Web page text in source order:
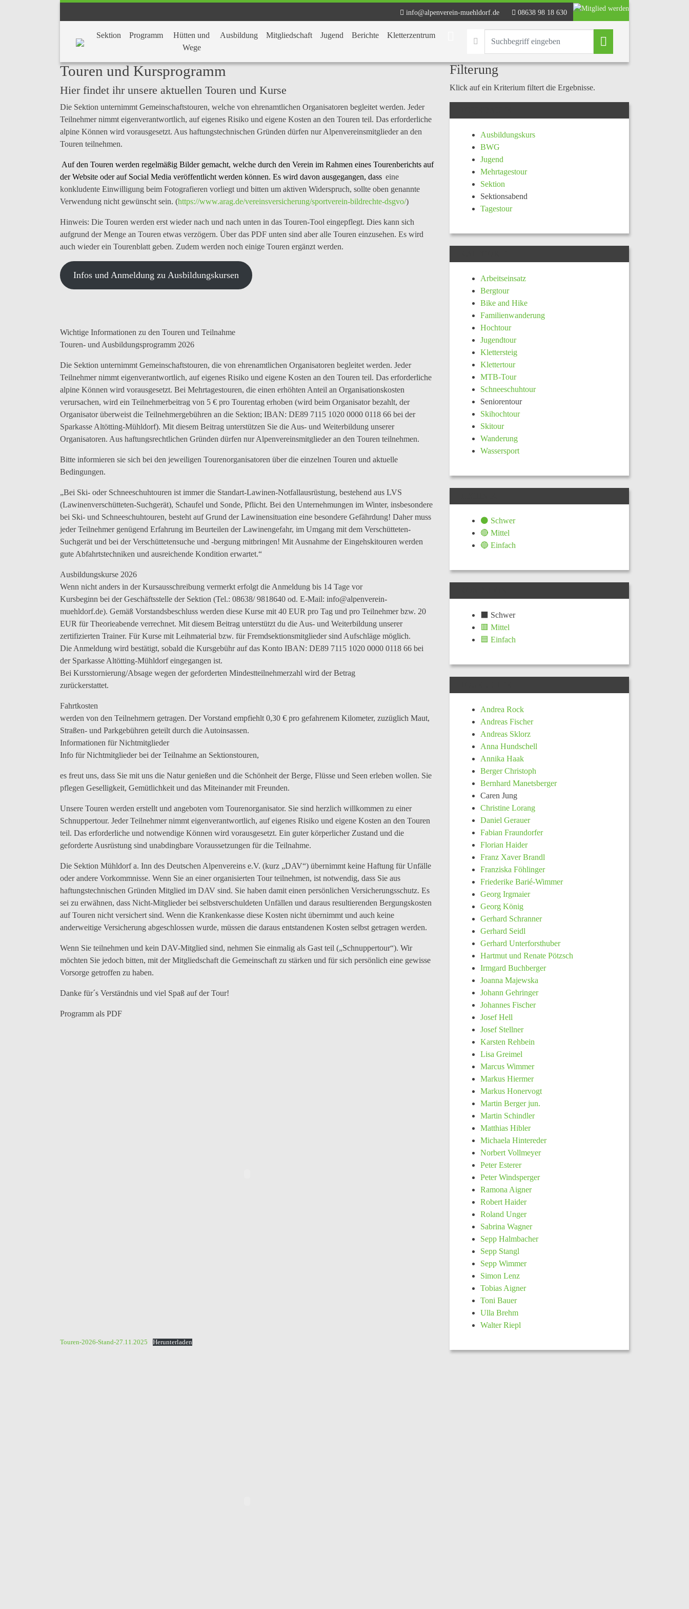
info@alpenverein-muehldorf.de 08638 98 18 630
Sektion Programm
Hütten und
Wege
Ausbildung Mitgliedschaft Jugend Berichte Kletterzentrum
Touren und Kursprogramm
Hier findet ihr unsere aktuellen Touren und Kurse
Die Sektion unternimmt Gemeinschaftstouren, welche von ehrenamtlichen Organisatoren begleitet werden. Jeder
Teilnehmer nimmt eigenverantwortlich, auf eigenes Risiko und eigene Kosten an den Touren teil. Das erforderliche
alpine Können wird vorausgesetzt. Aus haftungstechnischen Gründen dürfen nur Alpenvereinsmitglieder an den
Touren teilnehmen.
Auf den Touren werden regelmäßigBildergemacht, welche durch den Verein im Rahmen eines Tourenberichts auf
derWebsite oder auf Social Media veröffentlicht werden können. Es wird davon ausgegangen, dass eine
konkludente Einwilligung beim Fotografieren vorliegt und bitten um aktiven Widerspruch, sollte oben genannte
Verwendung nicht gewünscht sein. (https://www.arag.de/vereinsversicherung/sportverein-bildrechte-dsgvo/)
Hinweis: Die Touren werden erst wieder nach und nach unten in das Touren-Tool eingepflegt. Dies kann sich
aufgrund der Menge an Touren etwas verzögern. Über das PDF unten sind aber alle Touren einzusehen. Es wird
auch wieder ein Tourenblatt geben. Zudem werden noch einige Touren ergänzt werden.
Infos und Anmeldung zu Ausbildungskursen
Wichtige Informationen zu den Touren und Teilnahme
Touren- und Ausbildungsprogramm 2026
Die Sektion unternimmt Gemeinschaftstouren, die von ehrenamtlichen Organisatoren begleitet werden. Jeder
Teilnehmer nimmt eigenverantwortlich, auf eigenes Risiko und eigene Kosten an den Touren teil. Das erforderliche
alpine Können wird vorausgesetzt. Bei Mehrtagestouren, die einen erhöhten Anteil an Organisationskosten
verursachen, wird ein Teilnehmerbeitrag von 5 € pro Tourentag erhoben (wird beim Organisator bezahlt, der
Organisator überweist die Teilnehmergebühren an die Sektion; IBAN: DE89 7115 1020 0000 0118 66 bei der
Sparkasse Altötting-Mühldorf). Mit diesem Beitrag unterstützen Sie die Aus- und Weiterbildung unserer
Organisatoren. Aus haftungsrechtlichen Gründen dürfen nur Alpenvereinsmitglieder an den Touren teilnehmen.
Bitte informieren sie sich bei den jeweiligen Tourenorganisatoren über die einzelnen Touren und aktuelle
Bedingungen.
„Bei Ski- oder Schneeschuhtouren ist immer die Standart-Lawinen-Notfallausrüstung, bestehend aus LVS
(Lawinenverschütteten-Suchgerät), Schaufel und Sonde, Pflicht. Bei den Unternehmungen im Winter, insbesondere
bei Ski- und Schneeschuhtouren, besteht auf Grund der Lawinensituation eine besondere Gefährdung! Daher muss
jeder Teilnehmer genügend Erfahrung im Beurteilen der Lawinengefahr, im Umgang mit dem Verschütteten-
Suchgerät und bei der Verschüttetensuche und -bergung mitbringen! Mit Ausnahme der Eingehskitouren werden
gute Abfahrtstechniken und ausreichende Kondition erwartet.“
Ausbildungskurse 2026
Wenn nicht anders in der Kursausschreibung vermerkt erfolgt die Anmeldung bis 14 Tage vor
Kursbeginn bei der Geschäftsstelle der Sektion (Tel.: 08638/ 9818640 od. E-Mail: info@alpenverein-
muehldorf.de). Gemäß Vorstandsbeschluss werden diese Kurse mit 40 EUR pro Tag und pro Teilnehmer bzw. 20
EUR für Theorieabende verrechnet. Mit diesem Beitrag unterstützt du die Aus- und Weiterbildung unserer
zertifizierten Trainer. Für Kurse mit Leihmaterial bzw. für Fremdsektionsmitglieder sind Aufschläge möglich.
Die Anmeldung wird bestätigt, sobald die Kursgebühr auf das Konto IBAN: DE89 7115 1020 0000 0118 66 bei
der Sparkasse Altötting-Mühldorf eingegangen ist.
Bei Kursstornierung/Absage wegen der geforderten Mindestteilnehmerzahl wird der Betrag
zurückerstattet.
Fahrtkosten
werden von den Teilnehmern getragen. Der Vorstand empfiehlt 0,30 € pro gefahrenem Kilometer, zuzüglich Maut,
Straßen- und Parkgebühren geteilt durch die Autoinsassen.
Informationen für Nichtmitglieder
Info für Nichtmitglieder bei der Teilnahme an Sektionstouren,
es freut uns, dass Sie mit uns die Natur genießen und die Schönheit der Berge, Flüsse und Seen erleben wollen. Sie
pflegen Geselligkeit, Gemütlichkeit und das Miteinander mit Freunden.
Unsere Touren werden erstellt und angeboten vom Tourenorganisator. Sie sind herzlich willkommen zu einer
Schnuppertour. Jeder Teilnehmer nimmt eigenverantwortlich, auf eigenes Risiko und eigene Kosten an den Touren
teil. Das erforderliche und notwendige Können wird vorausgesetzt. Ein guter körperlicher Zustand und die
geforderte Ausrüstung sind unabdingbare Voraussetzungen für die Teilnahme.
Die Sektion Mühldorf a. Inn des Deutschen Alpenvereins e.V. (kurz „DAV“) übernimmt keine Haftung für Unfälle
oder andere Vorkommnisse. Wenn Sie an einer organisierten Tour teilnehmen, ist notwendig, dass Sie aus
haftungstechnischen Gründen Mitglied im DAV sind. Sie haben damit einen persönlichen Versicherungsschutz. Es
sei zu erwähnen, dass Nicht-Mitglieder bei selbstverschuldeten Unfällen und daraus resultierenden Bergungskosten
auf Touren nicht versichert sind. Wenn die Krankenkasse diese Kosten nicht übernimmt und auch keine
anderweitige Versicherung abgeschlossen wurde, müssen die daraus entstandenen Kosten selbst getragen werden.
Wenn Sie teilnehmen und kein DAV-Mitglied sind, nehmen Sie einmalig als Gast teil („Schnuppertour“). Wir
möchten Sie jedoch bitten, mit der Mitgliedschaft die Gemeinschaft zu stärken und für sich persönlich eine gewisse
Vorsorge getroffen zu haben.
Danke für´s Verständnis und viel Spaß auf der Tour!
Programm als PDF
Touren-2026-Stand-27.11.2025 Herunterladen
Filterung
Klick auf ein Kriterium filtert die Ergebnisse.
Ausbildungskurs
BWG
Jugend
Mehrtagestour
Sektion
Sektionsabend
Tagestour
Arbeitseinsatz
Bergtour
Bike and Hike
Familienwanderung
Hochtour
Jugendtour
Klettersteig
Klettertour
MTB-Tour
Schneeschuhtour
Seniorentour
Skihochtour
Skitour
Wanderung
Wassersport
⚫ Schwer
🔴 Mittel
🔵 Einfach
⬛ Schwer
🟥 Mittel
🟦 Einfach
Andrea Rock
Andreas Fischer
Andreas Sklorz
Anna Hundschell
Annika Haak
Berger Christoph
Bernhard Manetsberger
Caren Jung
Christine Lorang
Daniel Gerauer
Fabian Fraundorfer
Florian Haider
Franz Xaver Brandl
Franziska Föhlinger
Friederike Barié-Wimmer
Georg Irgmaier
Georg König
Gerhard Schranner
Gerhard Seidl
Gerhard Unterforsthuber
Hartmut und Renate Pötzsch
Irmgard Buchberger
Joanna Majewska
Johann Gehringer
Johannes Fischer
Josef Hell
Josef Stellner
Karsten Rehbein
Lisa Greimel
Marcus Wimmer
Markus Hiermer
Markus Honervogt
Martin Berger jun.
Martin Schindler
Matthias Hibler
Michaela Hintereder
Norbert Vollmeyer
Peter Esterer
Peter Windsperger
Ramona Aigner
Robert Haider
Roland Unger
Sabrina Wagner
Sepp Halmbacher
Sepp Stangl
Sepp Wimmer
Simon Lenz
Tobias Aigner
Toni Bauer
Ulla Brehm
Walter Riepl